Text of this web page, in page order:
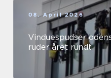
08. April 2026
Vinduespudser odense sådan får du
ruder året rundt